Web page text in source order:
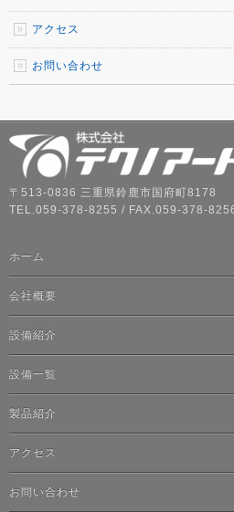
アクセス
お問い合わせ
〒513-0836 三重県鈴鹿市国府町8178
TEL.059-378-8255 / FAX.059-378-
ホーム
会社概要
設備紹介
設備一覧
製品紹介
アクセス
お問い合わせ